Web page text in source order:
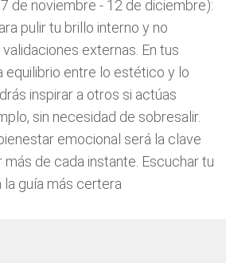
de noviembre - 12 de diciembre):
pulir tu brillo interno y no
externas. En tus
equilibrio entre lo estético y lo
inspirar a otros si actúas
sin necesidad de sobresalir.
emocional será la clave
más de cada instante. Escuchar tu
la guía más certera